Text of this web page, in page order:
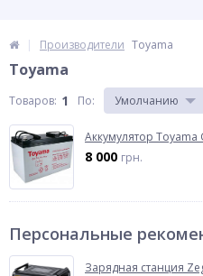
Производители Toyama
Toyama
Товаров: 1 По: Умолчанию
Аккумулятор Toyama
8 000 грн.
Персональные
Зарядная станция